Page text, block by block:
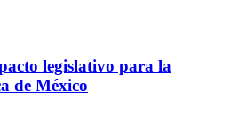
legislativo para la
de México